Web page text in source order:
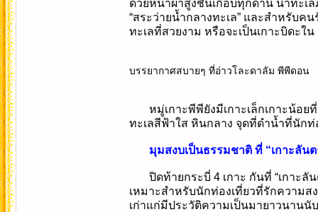
ด้วยหน้าผาสูงชันเกือบทุกด้าน น้ำทะเ
“สระว่ายน้ำกลางทะเล” และสำหรับ
ทะเลที่สวยงาม หรือจะเป็นเกาะบิดะ
บรรยากาศสบายๆ ที่อ่าวโละดาลัม พีพีดอน
หมู่เกาะพีพียังมีเกาะเล็กเกาะน้อ
ทะเลสีฟ้าใส หินกลาง จุดที่ดำน้ำที่นัก
มุมสงบเป็นธรรมชาติ ที่ “เกาะลันต
ปิดท้ายกระบี่ 4 เกาะ กันที่ “เกาะ
เหมาะสำหรับนักท่องเที่ยวที่รักความส
เก่าแก่มีประวัติความเป็นมายาวนานนั